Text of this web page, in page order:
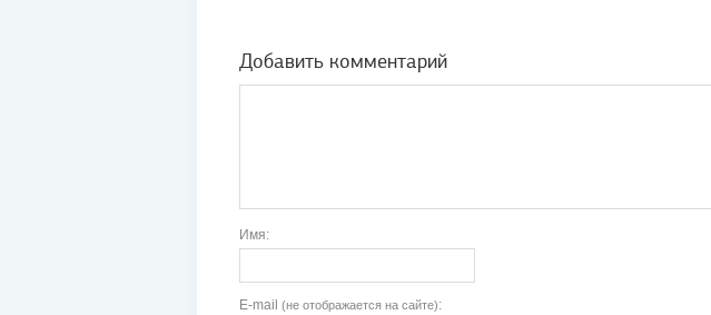
Добавить комментарий
Имя:
E-mail (не отображается на сайте):